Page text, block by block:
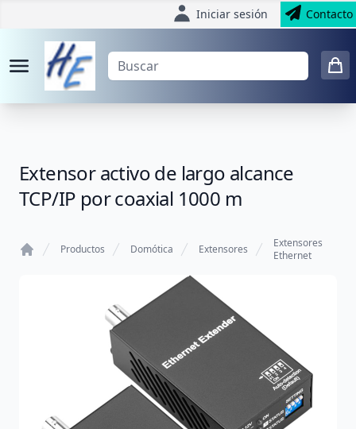
Iniciar sesión Contacto
Extensor activo de largo alcance
TCP/IP por coaxial 1000 m
Productos Domótica Extensores
Extensores
Ethernet